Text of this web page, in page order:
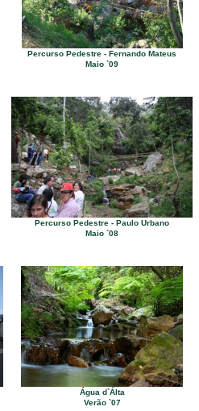
Percurso Pedestre - Fernando Mateus
Maio `09
Percurso Pedestre - Paulo Urbano
Maio `08
Água d`Álta
Verão `07